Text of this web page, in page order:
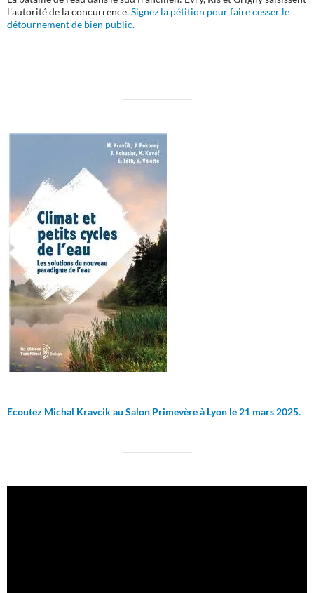
l'autorité de la concurrence.Signez la pétition pour faire cesser le
détournement de bien public.
Ecoutez Michal Kravcik au Salon Primevère à Lyon le 21 mars 2025.